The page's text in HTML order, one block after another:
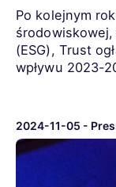
Po kolejnym
środowiskowej,
(ESG), Trust
wpływu 2023-
2024-11-05 -